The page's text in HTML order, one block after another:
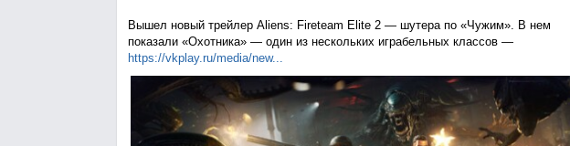
Вышел новый трейлер Aliens: Fireteam Elite 2 — шутера по «Чужим». В нем
показали «Охотника» — один из нескольких играбельных классов —
https://vkplay.ru/media/new...